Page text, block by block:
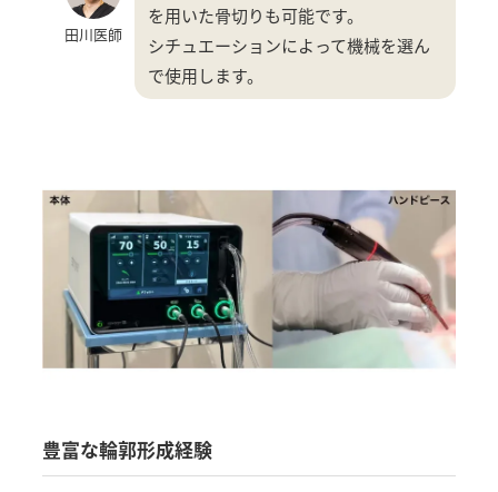
田川医師
を用いた骨切りも可能です。
シチュエーションによって機械を選ん
で使用します。
豊富な輪郭形成経験